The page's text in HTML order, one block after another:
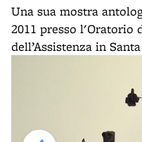
Una sua mostra
2011 presso l'Oratorio
dell’Assistenza in